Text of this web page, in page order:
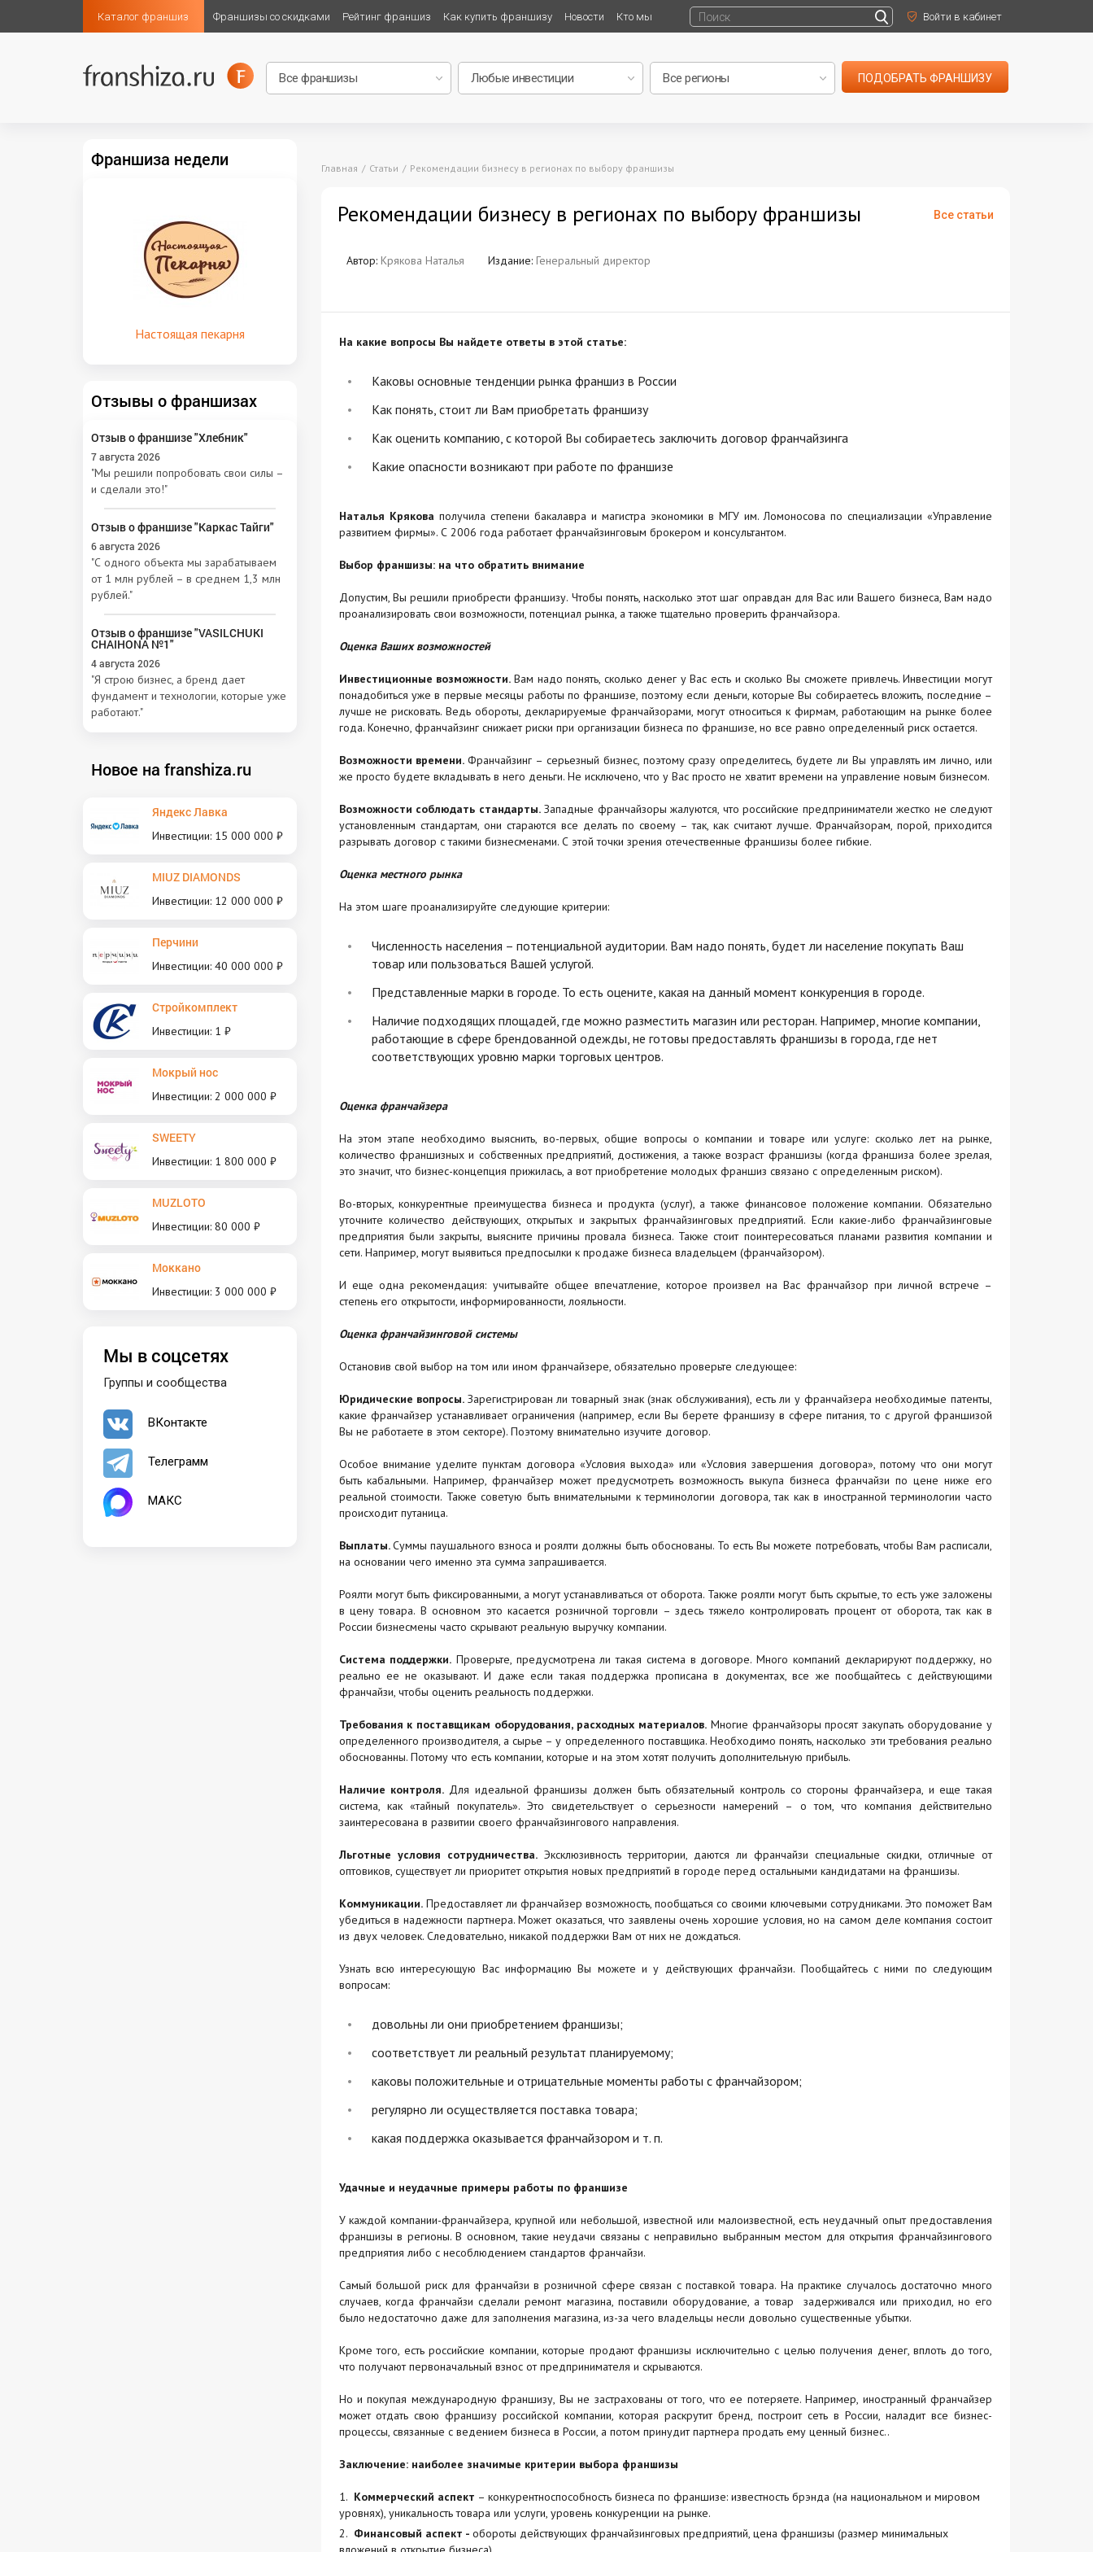
Каталог франшиз Франшизы со скидками Рейтинг франшиз Как купить франшизу Новости Кто мы Войти в кабинет
ПОДОБРАТЬ ФРАНШИЗУ
Главная Статьи Рекомендации бизнесу в регионах по выбору франшизы
Все статьи
Рекомендации бизнесу в регионах по выбору франшизы
Автор: Крякова Наталья Издание: Генеральный директор
На какие вопросы Вы найдете ответы в этой статье:
Каковы основные тенденции рынка франшиз в России
Как понять, стоит ли Вам приобретать франшизу
Как оценить компанию, с которой Вы собираетесь заключить договор франчайзинга
Какие опасности возникают при работе по франшизе
Наталья Крякова получила степени бакалавра и магистра экономики в МГУ им. Ломоносова по специализации «Управление
развитием фирмы». С 2006 года работает франчайзинговым брокером и консультантом.
Выбор франшизы: на что обратить внимание
Допустим, Вы решили приобрести франшизу. Чтобы понять, насколько этот шаг оправдан для Вас или Вашего бизнеса, Вам надо
проанализировать свои возможности, потенциал рынка, а также тщательно проверить франчайзора.
Оценка Ваших возможностей
Инвестиционные возможности. Вам надо понять, сколько денег у Вас есть и сколько Вы сможете привлечь. Инвестиции могут
понадобиться уже в первые месяцы работы по франшизе, поэтому если деньги, которые Вы собираетесь вложить, последние –
лучше не рисковать. Ведь обороты, декларируемые франчайзорами, могут относиться к фирмам, работающим на рынке более
года. Конечно, франчайзинг снижает риски при организации бизнеса по франшизе, но все равно определенный риск остается.
Возможности времени.Франчайзинг – серьезный бизнес, поэтому сразу определитесь, будете ли Вы управлять им лично, или
же просто будете вкладывать в него деньги. Не исключено, что у Вас просто не хватит времени на управление новым бизнесом.
Возможности соблюдать стандарты.Западные франчайзоры жалуются, что российские предприниматели жестко не следуют
установленным стандартам, они стараются все делать по своему – так, как считают лучше. Франчайзорам, порой, приходится
разрывать договор с такими бизнесменами. С этой точки зрения отечественные франшизы более гибкие.
Оценка местного рынка
На этом шаге проанализируйте следующие критерии:
Численность населения – потенциальной аудитории. Вам надо понять, будет ли население покупать Ваш
товар или пользоваться Вашей услугой.
Представленные марки в городе. То есть оцените, какая на данный момент конкуренция в городе.
Наличие подходящих площадей, где можно разместить магазин или ресторан. Например, многие компании,
работающие в сфере брендованной одежды, не готовы предоставлять франшизы в города, где нет
соответствующих уровню марки торговых центров.
Оценка франчайзера
На этом этапе необходимо выяснить, во-первых, общие вопросы о компании и товаре или услуге: сколько лет на рынке,
количество франшизных и собственных предприятий, достижения, а также возраст франшизы (когда франшиза более зрелая,
это значит, что бизнес-концепция прижилась, а вот приобретение молодых франшиз связано с определенным риском).
Во-вторых, конкурентные преимущества бизнеса и продукта (услуг), а также финансовое положение компании. Обязательно
уточните количество действующих, открытых и закрытых франчайзинговых предприятий. Если какие-либо франчайзинговые
предприятия были закрыты, выясните причины провала бизнеса. Также стоит поинтересоваться планами развития компании и
сети. Например, могут выявиться предпосылки к продаже бизнеса владельцем (франчайзором).
И еще одна рекомендация: учитывайте общее впечатление, которое произвел на Вас франчайзор при личной встрече –
степень его открытости, информированности, лояльности.
Оценка франчайзинговой системы
Остановив свой выбор на том или ином франчайзере, обязательно проверьте следующее:
Юридические вопросы. Зарегистрирован ли товарный знак (знак обслуживания), есть ли у франчайзера необходимые патенты,
какие франчайзер устанавливает ограничения (например, если Вы берете франшизу в сфере питания, то с другой франшизой
Вы не работаете в этом секторе). Поэтому внимательно изучите договор.
Особое внимание уделите пунктам договора «Условия выхода» или «Условия завершения договора», потому что они могут
быть кабальными. Например, франчайзер может предусмотреть возможность выкупа бизнеса франчайзи по цене ниже его
реальной стоимости. Также советую быть внимательными к терминологии договора, так как в иностранной терминологии часто
происходит путаница.
Выплаты.Суммы паушального взноса и роялти должны быть обоснованы. То есть Вы можете потребовать, чтобы Вам расписали,
на основании чего именно эта сумма запрашивается.
Роялти могут быть фиксированными, а могут устанавливаться от оборота. Также роялти могут быть скрытые, то есть уже заложены
в цену товара. В основном это касается розничной торговли – здесь тяжело контролировать процент от оборота, так как в
России бизнесмены часто скрывают реальную выручку компании.
Система поддержки. Проверьте, предусмотрена ли такая система в договоре. Много компаний декларируют поддержку, но
реально ее не оказывают. И даже если такая поддержка прописана в документах, все же пообщайтесь с действующими
франчайзи, чтобы оценить реальность поддержки.
Требования к поставщикам оборудования, расходных материалов.Многие франчайзоры просят закупать оборудование у
определенного производителя, а сырье – у определенного поставщика. Необходимо понять, насколько эти требования реально
обоснованны. Потому что есть компании, которые и на этом хотят получить дополнительную прибыль.
Наличие контроля. Для идеальной франшизы должен быть обязательный контроль со стороны франчайзера, и еще такая
система, как «тайный покупатель». Это свидетельствует о серьезности намерений – о том, что компания действительно
заинтересована в развитии своего франчайзингового направления.
Льготные условия сотрудничества.Эксклюзивность территории, даются ли франчайзи специальные скидки, отличные от
оптовиков, существует ли приоритет открытия новых предприятий в городе перед остальными кандидатами на франшизы.
Коммуникации.Предоставляет ли франчайзер возможность, пообщаться со своими ключевыми сотрудниками. Это поможет Вам
убедиться в надежности партнера. Может оказаться, что заявлены очень хорошие условия, но на самом деле компания состоит
из двух человек. Следовательно, никакой поддержки Вам от них не дождаться.
Узнать всю интересующую Вас информацию Вы можете и у действующих франчайзи. Пообщайтесь с ними по следующим
вопросам:
довольны ли они приобретением франшизы;
соответствует ли реальный результат планируемому;
каковы положительные и отрицательные моменты работы с франчайзором;
регулярно ли осуществляется поставка товара;
какая поддержка оказывается франчайзором и т. п.
Удачные и неудачные примеры работы по франшизе
У каждой компании-франчайзера, крупной или небольшой, известной или малоизвестной, есть неудачный опыт предоставления
франшизы в регионы. В основном, такие неудачи связаны с неправильно выбранным местом для открытия франчайзингового
предприятия либо с несоблюдением стандартов франчайзи.
Самый большой риск для франчайзи в розничной сфере связан с поставкой товара. На практике случалось достаточно много
случаев, когда франчайзи сделали ремонт магазина, поставили оборудование, а товар задерживался или приходил, но его
было недостаточно даже для заполнения магазина, из-за чего владельцы несли довольно существенные убытки.
Кроме того, есть российские компании, которые продают франшизы исключительно с целью получения денег, вплоть до того,
что получают первоначальный взнос от предпринимателя и скрываются.
Но и покупая международную франшизу, Вы не застрахованы от того, что ее потеряете. Например, иностранный франчайзер
может отдать свою франшизу российской компании, которая раскрутит бренд, построит сеть в России, наладит все бизнес-
процессы, связанные с ведением бизнеса в России, а потом принудит партнера продать ему ценный бизнес..
Заключение: наиболее значимые критерии выбора франшизы
Коммерческий аспект – конкурентноспособность бизнеса по франшизе: известность брэнда (на национальном и мировом
уровнях), уникальность товара или услуги, уровень конкуренции на рынке.
Финансовый аспект - обороты действующих франчайзинговых предприятий, цена франшизы (размер минимальных
Франшиза недели
Настоящая пекарня
Отзывы о франшизах
Отзыв о франшизе "Хлебник"
7 августа 2026
"Мы решили попробовать свои силы –
и сделали это!"
Отзыв о франшизе "Каркас Тайги"
6 августа 2026
"С одного объекта мы зарабатываем
от 1 млн рублей – в среднем 1,3 млн
рублей."
Отзыв о франшизе "VASILCHUKI
CHAIHONA №1"
4 августа 2026
"Я строю бизнес, а бренд дает
фундамент и технологии, которые уже
работают."
Новое на franshiza.ru
Яндекс Лавка
Инвестиции: 15 000 000 ₽
MIUZ DIAMONDS
Инвестиции: 12 000 000 ₽
Перчини
Инвестиции: 40 000 000 ₽
Стройкомплект
Инвестиции: 1 ₽
Мокрый нос
Инвестиции: 2 000 000 ₽
SWEETY
Инвестиции: 1 800 000 ₽
MUZLOTO
Инвестиции: 80 000 ₽
Моккано
Инвестиции: 3 000 000 ₽
Мы в соцсетях
Группы и сообщества
ВКонтакте
Телеграмм
МАКС